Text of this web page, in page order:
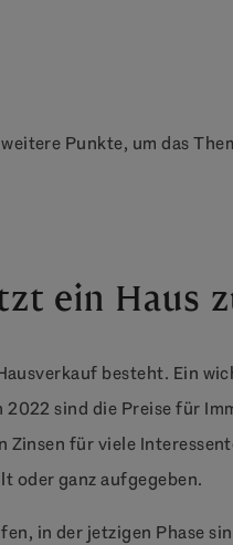
Punkte, um das
ein Haus
besteht. Ein
sind die Preise für
für viele
oder ganz aufgegeben.
in der jetzigen Phase